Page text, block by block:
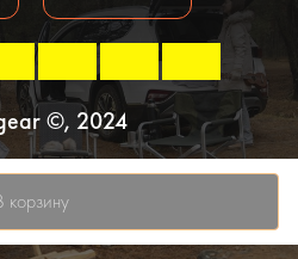
корзину
©, 2024